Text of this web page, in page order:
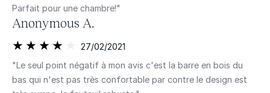
Parfait pour une chambre!"
Anonymous A.
27/02/2021
"Le seul point négatif à mon avis c'est la barre en bois du
bas qui n'est pas très confortable par contre le design est